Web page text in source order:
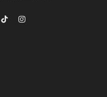
TikTokInstagram